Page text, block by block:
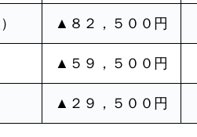
▲８２，５００円
▲５９，５００円
▲２９，５００円